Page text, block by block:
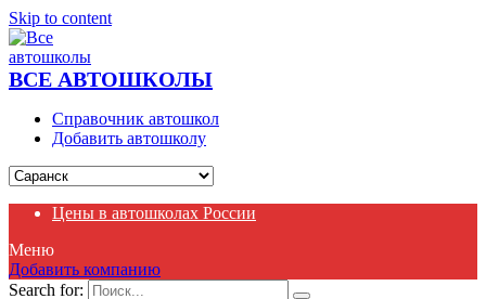
Skip to content
ВСЕ АВТОШКОЛЫ
Справочник автошкол
Добавить автошколу
Цены в автошколах России
Меню
Добавить компанию
Search for: